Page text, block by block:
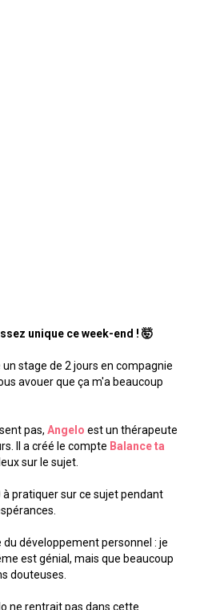
unique ce week-end ! 🤯
stage de 2 jours en compagnie
avouer que ça m'a beaucoup
pas,Angelo est un thérapeute
Il a créé le compte Balance ta
sur le sujet.
pratiquer sur ce sujet pendant
développement personnel : je
est génial, mais que beaucoup
douteuses.
ne rentrait pas dans cette